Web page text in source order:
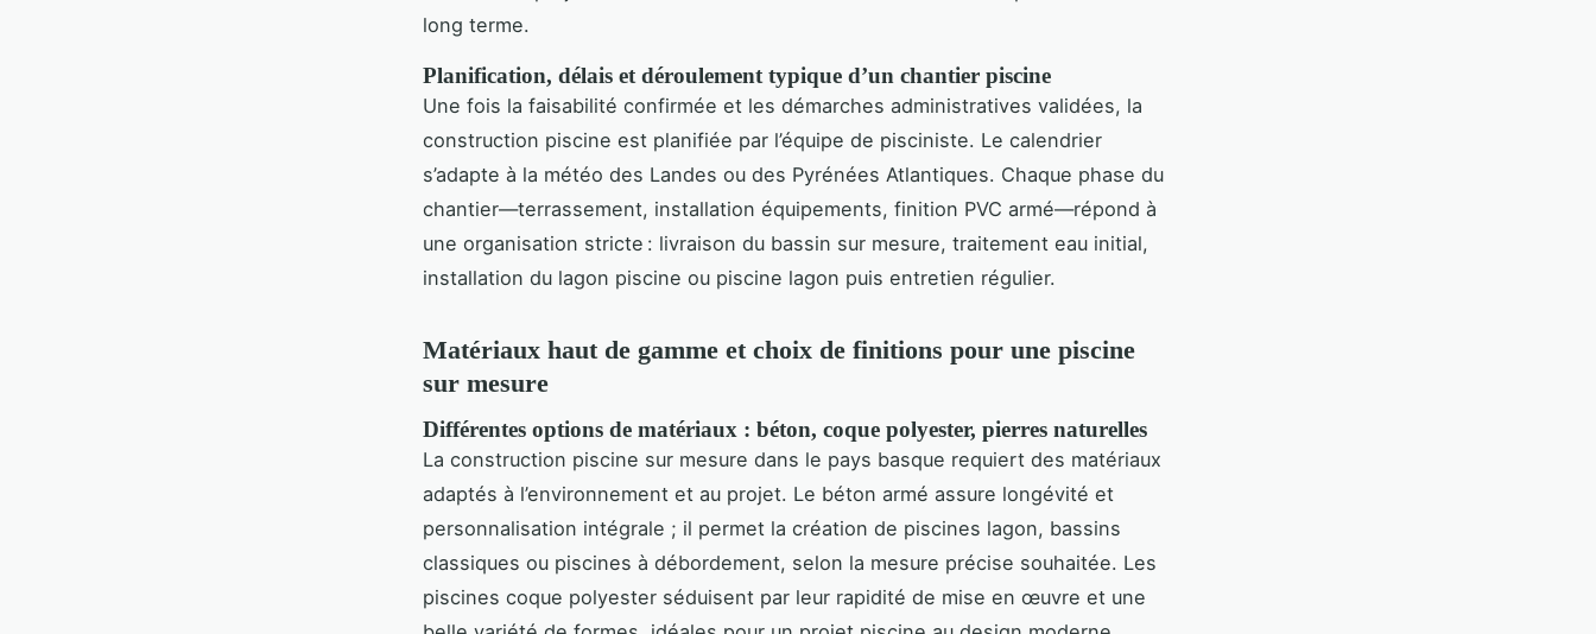
long terme.
Planification, délais et déroulement typique d’un chantier piscine
Une fois la faisabilité confirmée et les démarches administratives validées, la
construction piscine est planifiée par l’équipe de pisciniste. Le calendrier
s’adapte à la météo des Landes ou des Pyrénées Atlantiques. Chaque phase du
chantier—terrassement, installation équipements, finition PVC armé—répond à
une organisation stricte : livraison du bassin sur mesure, traitement eau initial,
installation du lagon piscine ou piscine lagon puis entretien régulier.
Matériaux haut de gamme et choix de finitions pour une piscine
sur mesure
Différentes options de matériaux : béton, coque polyester, pierres naturelles
La construction piscine sur mesure dans le pays basque requiert des matériaux
adaptés à l’environnement et au projet. Le béton armé assure longévité et
personnalisation intégrale ; il permet la création de piscines lagon, bassins
classiques ou piscines à débordement, selon la mesure précise souhaitée. Les
piscines coque polyester séduisent par leur rapidité de mise en œuvre et une